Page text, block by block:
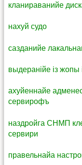
кланираванийе
нахуй судо
сазданийе
выдеранійе із
ахуйеннайе
сервирофъ
наздройга СНМП
сервири
правельнайа